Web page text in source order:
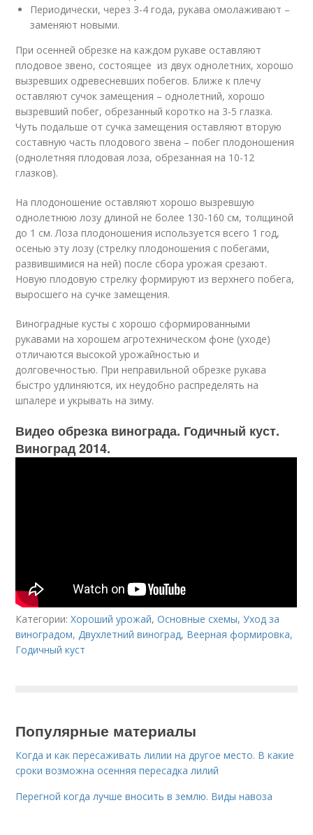
Периодически, через 3-4 года, рукава омолаживают –
заменяют новыми.
​При осенней обрезке на каждом рукаве оставляют
плодовое звено, состоящее из двух однолетних, хорошо
вызревших одревесневших побегов. Ближе к плечу
оставляют сучок замещения – однолетний, хорошо
вызревший побег, обрезанный коротко на 3-5 глазка.
Чуть подальше от сучка замещения оставляют вторую
составную часть плодового звена – побег плодоношения
(однолетняя плодовая лоза, обрезанная на 10-12
глазков).
На плодоношение оставляют хорошо вызревшую
однолетнюю лозу длиной не более 130-160 см, толщиной
до 1 см. Лоза плодоношения используется всего 1 год,
осенью эту лозу (стрелку плодоношения с побегами,
развившимися на ней) после сбора урожая срезают.
Новую плодовую стрелку формируют из верхнего побега,
выросшего на сучке замещения.
Виноградные кусты с хорошо сформированными
рукавами на хорошем агротехническом фоне (уходе)
отличаются высокой урожайностью и
долговечностью. При неправильной обрезке рукава
быстро удлиняются, их неудобно распределять на
шпалере и укрывать на зиму.
Видео обрезка винограда. Годичный куст.
Виноград 2014.
Категории:Хороший урожай,Основные схемы,Уход за
виноградом,Двухлетний виноград, Веерная формировка,
Годичный куст
Популярные материалы
Когда и как пересаживать лилии на другое место. В какие
сроки возможна осенняя пересадка лилий
Перегной когда лучше вносить в землю. Виды навоза